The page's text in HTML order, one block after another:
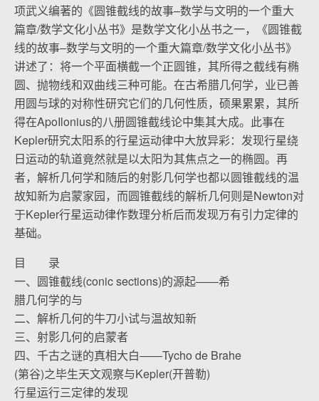
项武义编著的《圆锥截线的故事–数学与文明的一个重大
篇章/数学文化小丛书》是数学文化小丛书之一，《圆锥截
线的故事–数学与文明的一个重大篇章/数学文化小丛书》
讲述了：将一个平面横截一个正圆锥，其所得之截线有椭
圆、抛物线和双曲线三种可能。在古希腊几何学，业已善
用圆与球的对称性研究它们的几何性质，硕果累累，其所
得在ApoIlonius的八册圆锥截线论中集其大成。此事在
Kepler研究太阳系的行星运动律中大放异彩：发现行星绕
日运动的轨道竟然就是以太阳为其焦点之一的椭圆。再
者，解析几何学和随后的射影几何学也都以圆锥截线的温
故知新为启蒙家园，而圆锥截线的解析几何则是Newton对
于KepIer行星运动律作数理分析后而发现万有引力定律的
基础。
目 录
一、圆锥截线(conic sections)的源起――希
腊几何学的与
二、解析几何的牛刀小试与温故知新
三、射影几何的启蒙者
四、千古之谜的真相大白――Tycho de Brahe
(第谷)之毕生天文观察与Kepler(开普勒)
行星运行三定律的发现